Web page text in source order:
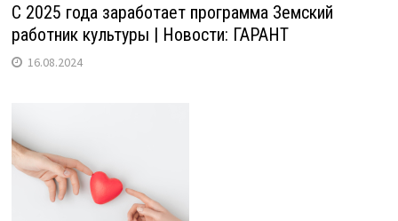
С 2025 года заработает программа Земский
работник культуры | Новости: ГАРАНТ
16.08.2024